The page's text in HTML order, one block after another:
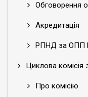
Обговорення
Акредитація
РПНД за ОПП
Циклова комісія
Про комісію